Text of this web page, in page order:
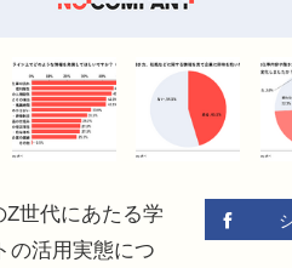
世代にあたる学
の活用実態につ